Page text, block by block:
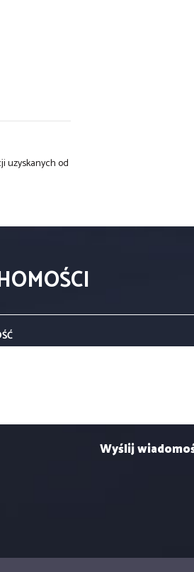
uzyskanych od